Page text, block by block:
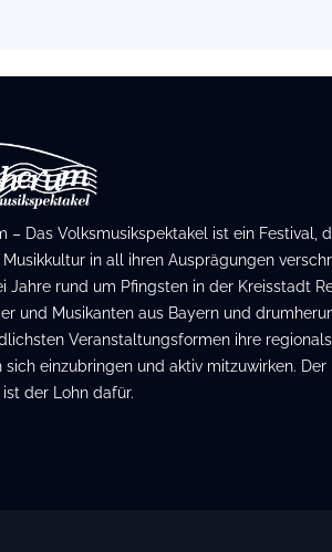
– Das Volksmusikspektakel ist ein Festival,
in all ihren Ausprägungen
Jahre rund um Pfingsten in der Kreisstadt
und Musikanten aus Bayern und
Veranstaltungsformen ihre
sich einzubringen und aktiv mitzuwirken.
ist der Lohn dafür.